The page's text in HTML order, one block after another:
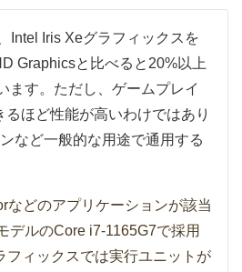
Intel Iris Xeグラフィックスを
Graphicsと比べると20%以上
ます。ただし、ゲームプレイ
ほど性能が高いわけではあり
など一般的な用途で通用する
などのアプリケーションが該当
デルのCore i7-1165G7で採用
フィックスでは実行ユニットが